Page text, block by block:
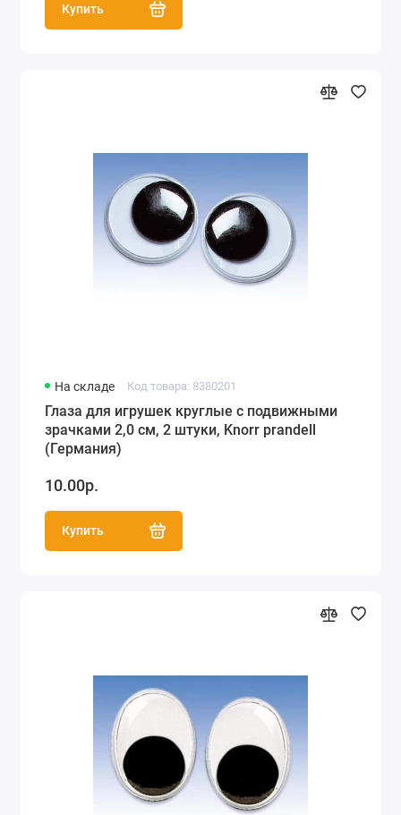
Купить
На складе Код товара: 8380201
Глаза для игрушек круглые с подвижными
зрачками 2,0 см, 2 штуки, Knorr prandell
(Германия)
10.00р.
Купить